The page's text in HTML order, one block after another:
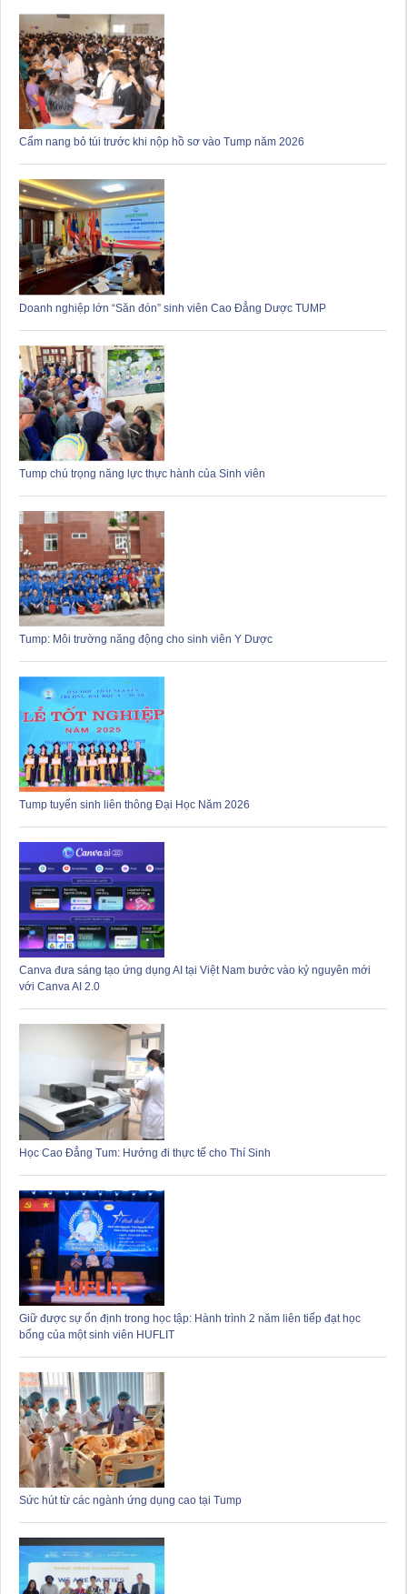
Cẩm nang bỏ túi trước khi nộp hồ sơ vào Tump năm 2026
Doanh nghiệp lớn “Săn đón” sinh viên Cao Đẳng Dược TUMP
Tump chú trọng năng lực thực hành của Sinh viên
Tump: Môi trường năng động cho sinh viên Y Dược
Tump tuyển sinh liên thông Đại Học Năm 2026
Canva đưa sáng tạo ứng dụng AI tại Việt Nam bước vào kỷ nguyên mới
với Canva AI 2.0
Học Cao Đẳng Tum: Hướng đi thực tế cho Thí Sinh
Giữ được sự ổn định trong học tập: Hành trình 2 năm liên tiếp đạt học
bổng của một sinh viên HUFLIT
Sức hút từ các ngành ứng dụng cao tại Tump